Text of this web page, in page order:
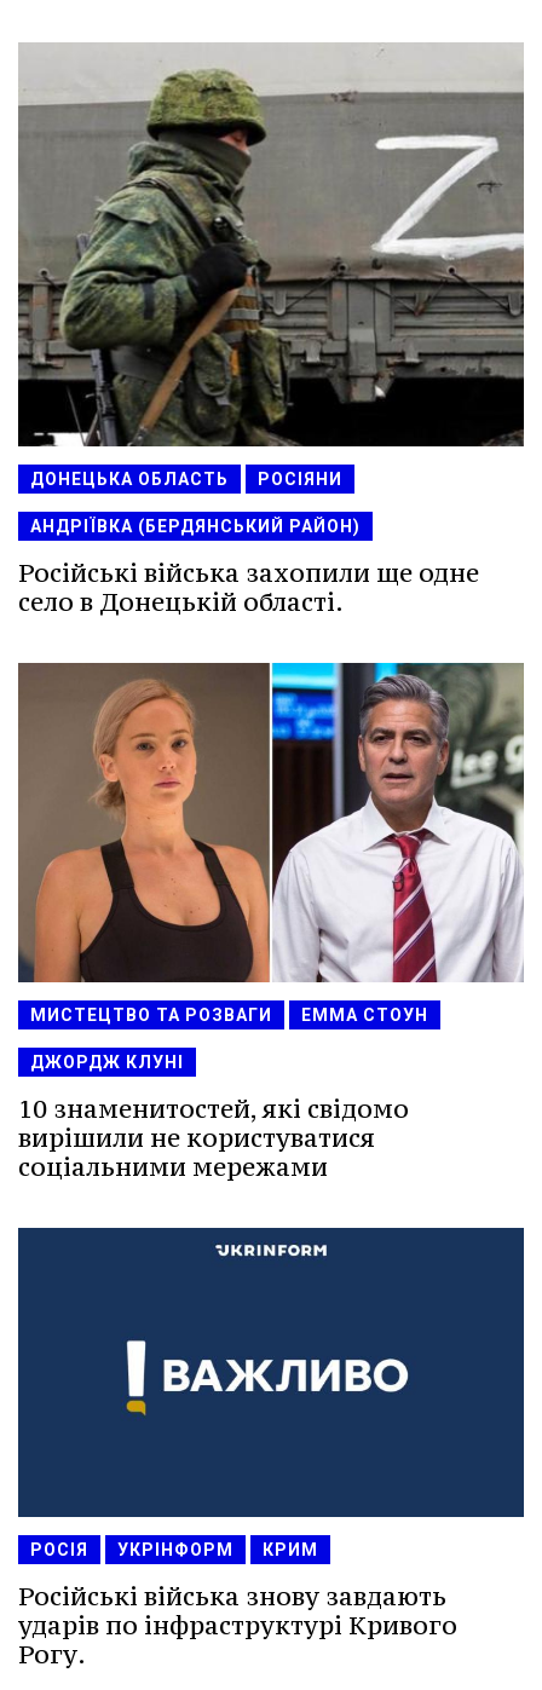
ДОНЕЦЬКА ОБЛАСТЬ РОСІЯНИ
АНДРІЇВКА (БЕРДЯНСЬКИЙ РАЙОН)
Російські війська захопили ще одне
село в Донецькій області.
МИСТЕЦТВО ТА РОЗВАГИ ЕММА СТОУН
ДЖОРДЖ КЛУНІ
10 знаменитостей, які свідомо
вирішили не користуватися
соціальними мережами
РОСІЯ УКРІНФОРМ КРИМ
Російські війська знову завдають
ударів по інфраструктурі Кривого
Рогу.